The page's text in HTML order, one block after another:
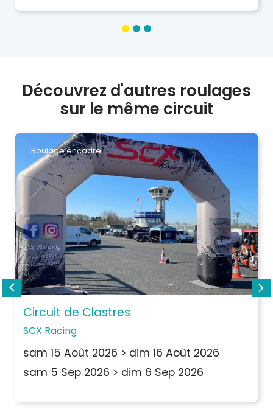
Découvrez d'autres roulages
sur le même circuit
Roulage encadré
Circuit de Clastres
SCX Racing
sam 15 Août 2026 > dim 16 Août 2026
sam 5 Sep 2026 > dim 6 Sep 2026